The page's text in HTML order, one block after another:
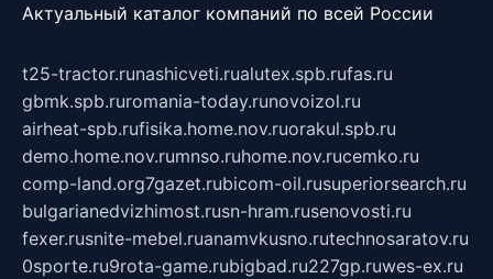
Актуальный каталог компаний по всей России
t25-tractor.runashicveti.rualutex.spb.rufas.ru
gbmk.spb.ruromania-today.runovoizol.ru
airheat-spb.rufisika.home.nov.ruorakul.spb.ru
demo.home.nov.rumnso.ruhome.nov.rucemko.ru
comp-land.org7gazet.rubicom-oil.rusuperiorsearch.ru
bulgarianedvizhimost.rusn-hram.rusenovosti.ru
fexer.rusnite-mebel.ruanamvkusno.rutechnosaratov.ru
0sporte.ru9rota-game.rubigbad.ru227gp.ruwes-ex.ru